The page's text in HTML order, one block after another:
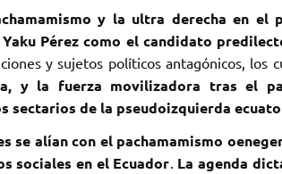
y la ultra derecha en el
Pérez como el candidato
y sujetos políticos antagónicos, los
y la fuerza movilizadora tras el
sectarios de la pseudoizquierda
se alían con el pachamamismo
sociales en el Ecuador. La agenda